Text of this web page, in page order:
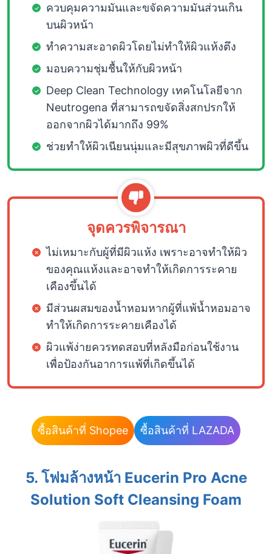
ควบคุมความมันและขจัดความมันส่วนเกิน
บนผิวหน้า
ทำความสะอาดผิวโดยไม่ทำให้ผิวแห้งตึง
มอบความชุ่มชื้นให้กับผิวหน้า
Deep Clean Technology เทคโนโลยีจาก
Neutrogena ที่สามารถขจัดสิ่งสกปรกให้
ออกจากผิวได้มากถึง 99%
ช่วยทำให้ผิวเนียนนุ่มและมีสุขภาพผิวที่ดีขึ้น
จุดควรพิจารณา
ไม่เหมาะกับผู้ที่มีผิวแห้ง เพราะอาจทำให้ผิว
ของคุณแห้งและอาจทำให้เกิดการระคาย
เคืองขึ้นได้
มีส่วนผสมของน้ำหอมหากผู้ที่แพ้น้ำหอมอาจ
ทำให้เกิดการระคายเคืองได้
ผิวแพ้ง่ายควรทดสอบที่หลังมือก่อนใช้งาน
เพื่อป้องกันอาการแพ้ที่เกิดขึ้นได้
ซื้อสินค้าที่ Shopee ซื้อสินค้าที่ LAZADA
5. โฟมล้างหน้า Eucerin Pro Acne
Solution Soft Cleansing Foam